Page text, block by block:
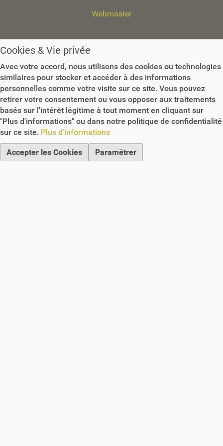
Webmaster
Cookies & Vie privée
Avec votre accord, nous utilisons des cookies ou technologies
similaires pour stocker et accéder à des informations
personnelles comme votre visite sur ce site. Vous pouvez
retirer votre consentement ou vous opposer aux traitements
basés sur l'intérêt légitime à tout moment en cliquant sur
"Plus d'informations" ou dans notre politique de confidentialité
sur ce site. Plus d'informations
Accepter les Cookies Paramétrer